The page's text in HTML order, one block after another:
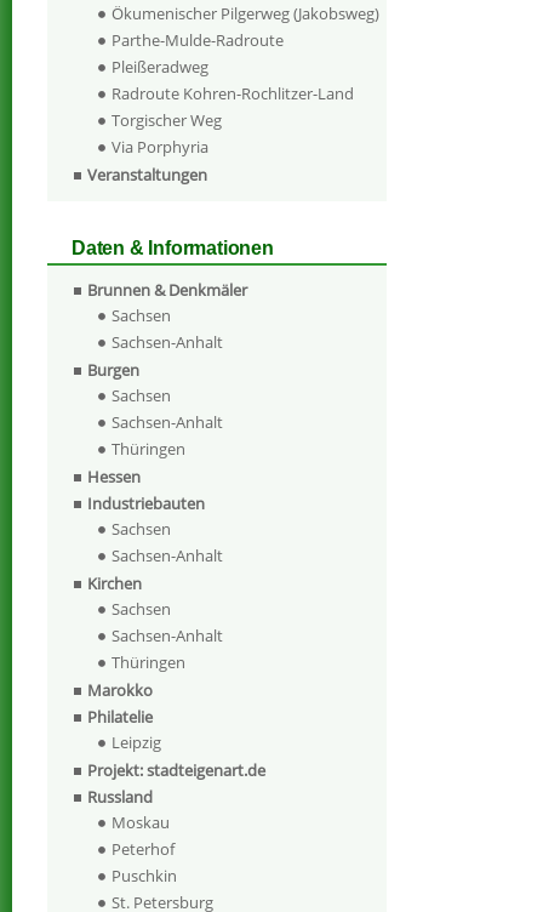
Ökumenischer Pilgerweg (Jakobsweg)
Parthe-Mulde-Radroute
Pleißeradweg
Radroute Kohren-Rochlitzer-Land
Torgischer Weg
Via Porphyria
Veranstaltungen
Daten & Informationen
Brunnen & Denkmäler
Sachsen
Sachsen-Anhalt
Burgen
Sachsen
Sachsen-Anhalt
Thüringen
Hessen
Industriebauten
Sachsen
Sachsen-Anhalt
Kirchen
Sachsen
Sachsen-Anhalt
Thüringen
Marokko
Philatelie
Leipzig
Projekt: stadteigenart.de
Russland
Moskau
Peterhof
Puschkin
St. Petersburg